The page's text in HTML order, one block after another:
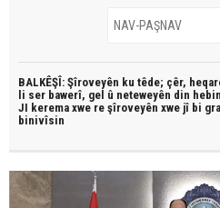
BALKÊŞÎ: Şîroveyên ku têde; çêr,
li ser bawerî, gel û neteweyên din
JI kerema xwe re şîroveyên xwe jî bi
binivîsin